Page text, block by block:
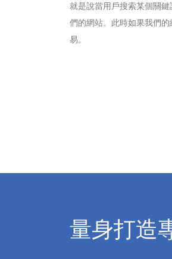
就是說當用戶搜索某個關
們的網站。此時如果我們
易。
量身打造